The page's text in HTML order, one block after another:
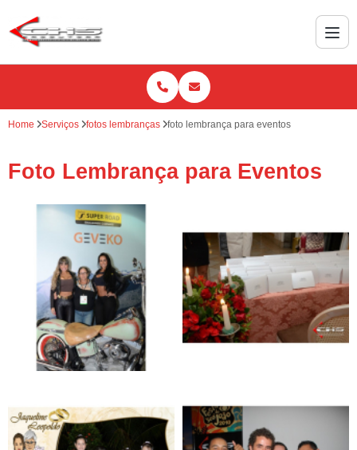
Home Serviços fotos lembranças foto lembrança para eventos
Foto Lembrança para Eventos